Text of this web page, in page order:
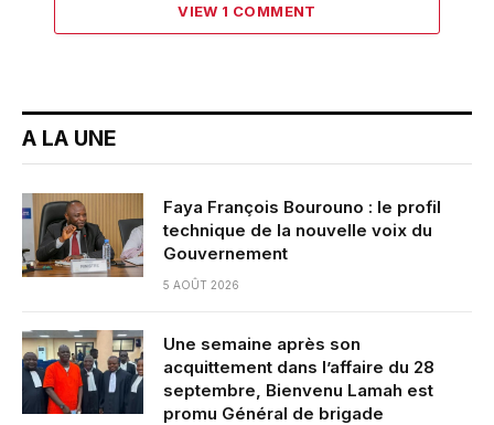
VIEW 1 COMMENT
A LA UNE
Faya François Bourouno : le profil
technique de la nouvelle voix du
Gouvernement
5 AOÛT 2026
Une semaine après son
acquittement dans l’affaire du 28
septembre, Bienvenu Lamah est
promu Général de brigade